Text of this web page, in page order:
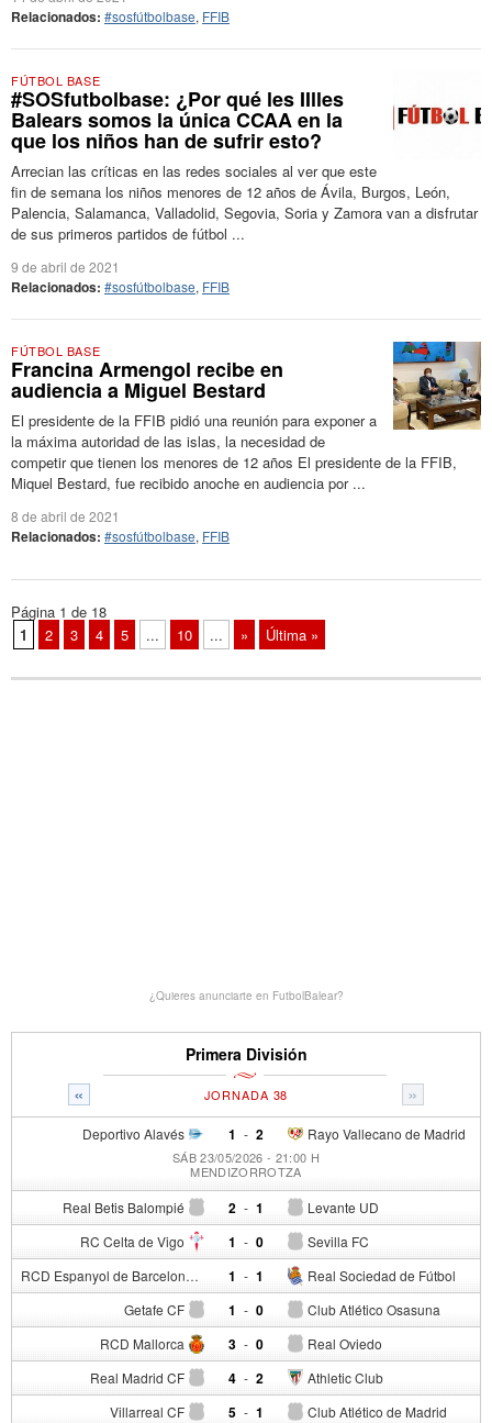
Relacionados: #sosfútbolbase, FFIB
FÚTBOL BASE
#SOSfutbolbase: ¿Por qué les IIlles
Balears somos la única CCAA en la
que los niños han de sufrir esto?
Arrecian las críticas en las redes sociales al ver que este
fin de semana los niños menores de 12 años de Ávila, Burgos, León,
Palencia, Salamanca, Valladolid, Segovia, Soria y Zamora van a disfrutar
de sus primeros partidos de fútbol ...
9 de abril de 2021
Relacionados: #sosfútbolbase, FFIB
FÚTBOL BASE
Francina Armengol recibe en
audiencia a Miguel Bestard
El presidente de la FFIB pidió una reunión para exponer a
la máxima autoridad de las islas, la necesidad de
competir que tienen los menores de 12 años El presidente de la FFIB,
Miquel Bestard, fue recibido anoche en audiencia por ...
8 de abril de 2021
Relacionados: #sosfútbolbase, FFIB
Página 1 de 18
1
2 3 4 5 ... 10 ... » Última »
¿Quieres anunciarte en FutbolBalear?
Primera División
« »
JORNADA 38
Deportivo Alavés 1 - Rayo Vallecano de Madrid
2
SÁB 23/05/2026 - 21:00 H
MENDIZORROTZA
Real Betis Balompié 2 - Levante UD
1
RC Celta de Vigo 1 - Sevilla FC
0
RCD Espanyol de Barcelona 1 - Real Sociedad de Fútbol
1
Getafe CF 1 - Club Atlético Osasuna
0
RCD Mallorca 3 - Real Oviedo
0
Real Madrid CF 4 - Athletic Club
2
Villarreal CF 5 - Club Atlético de Madrid
1